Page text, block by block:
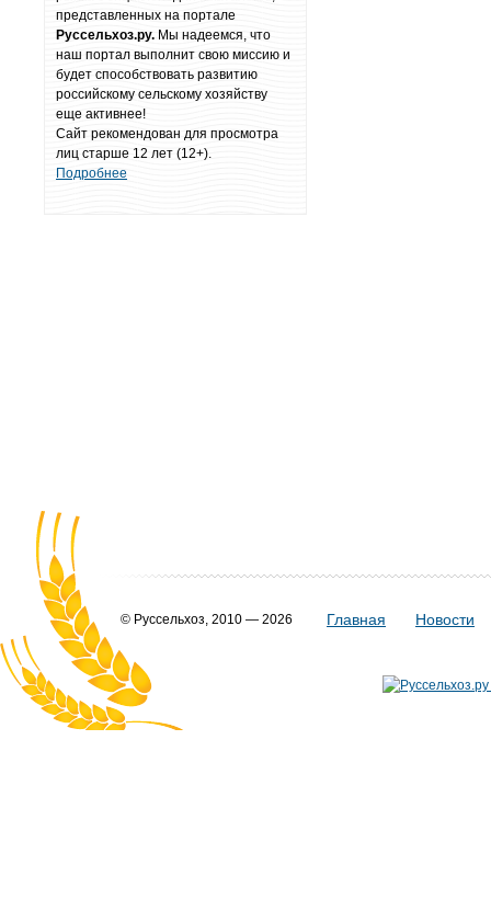
представленных на портале
Руссельхоз.ру. Мы надеемся, что
наш портал выполнит свою миссию и
будет способствовать развитию
российскому сельскому хозяйству
еще активнее!
Сайт рекомендован для просмотра
лиц старше 12 лет (12+).
Подробнее
© Руссельхоз, 2010 — 2026 Главная Новости